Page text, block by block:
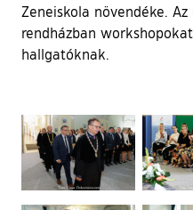
Zeneiskola növendéke.
rendházban
hallgatóknak.
Ugrás a galéria utánra